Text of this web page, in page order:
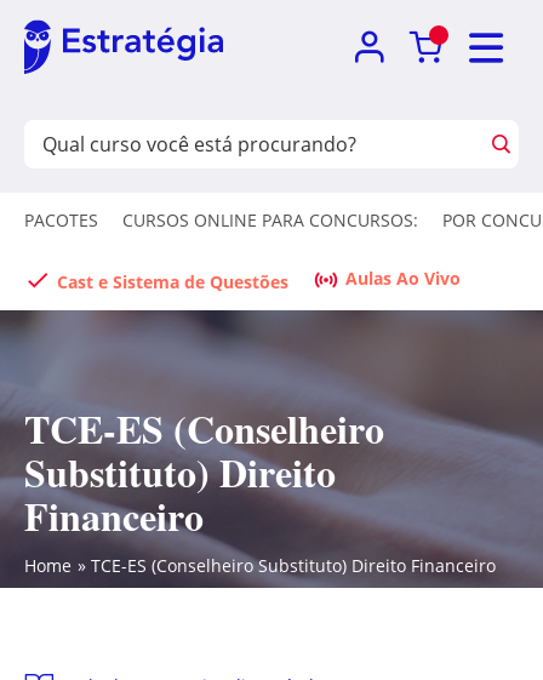
PACOTES CURSOS ONLINE PARA CONCURSOS: POR
Cast e Sistema de Questões Aulas Ao Vivo
TCE-ES (Conselheiro
Substituto) Direito
Financeiro
Home TCE-ES (Conselheiro Substituto) Direito Financeiro